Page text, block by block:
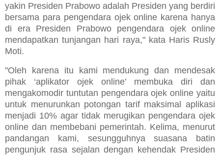
yakin Presiden Prabowo adalah Presiden yang berdiri
bersama para pengendara ojek online karena hanya
di era Presiden Prabowo pengendara ojek online
mendapatkan tunjangan hari raya," kata Haris Rusly
Moti.
"Oleh karena itu kami mendukung dan mendesak
pihak ‘aplikator ojek online’ membuka diri dan
mengakomodir tuntutan pengendara ojek online yaitu
untuk menurunkan potongan tarif maksimal aplikasi
menjadi 10% agar tidak merugikan pengendara ojek
online dan membebani pemerintah. Kelima, menurut
pandangan kami, sesungguhnya suasana batin
pengunjuk rasa sejalan dengan kehendak Presiden